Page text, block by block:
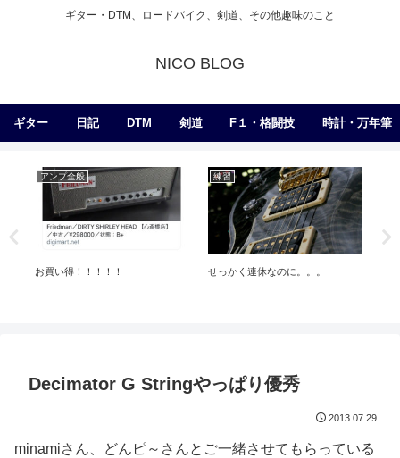
ギター・DTM、ロードバイク、剣道、その他趣味のこと
NICO BLOG
ギター 日記 DTM 剣道 F１・格闘技 時計・万年筆
アンプ全般
お買い得！！！！！
練習
せっかく連休なのに。。。
Decimator G Stringやっぱり優秀
2013.07.29
minamiさん、どんピ～さんとご一緒させてもらっている